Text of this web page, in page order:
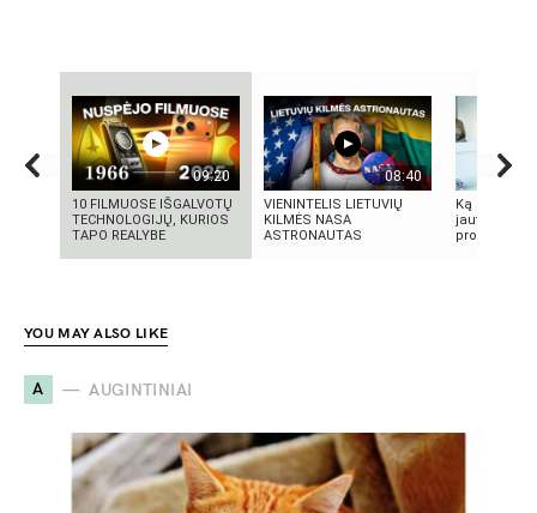
09:20
10 FILMUOSE IŠGALVOTŲ
TECHNOLOGIJŲ, KURIOS
TAPO REALYBE
08:40
VIENINTELIS LIETUVIŲ
KILMĖS NASA
ASTRONAUTAS
Ką reikia
jautrią odą?
produktai,
YOU MAY ALSO LIKE
A AUGINTINIAI